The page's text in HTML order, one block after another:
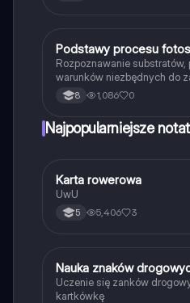
PBiologia
Podstawy procesu
Rozpoznawanie substratów,
warunków niezbędnych do
roślin.
8 1,086 0
Najpopularniejsze
KTechnika
Karta rowerowa
UwU
5 5,406 3
NTechnika
Nauka znaków
Uczenie się zanków
kartkówkę